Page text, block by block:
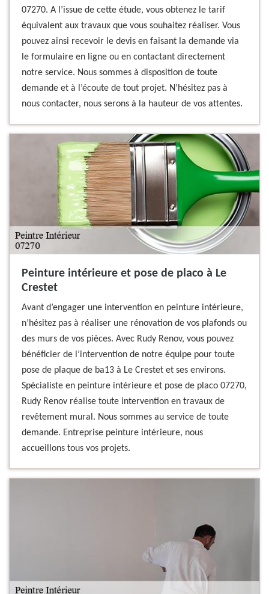
07270. A l’issue de cette étude, vous obtenez le tarif
équivalent aux travaux que vous souhaitez réaliser. Vous
pouvez ainsi recevoir le devis en faisant la demande via
le formulaire en ligne ou en contactant directement
notre service. Nous sommes à disposition de toute
demande et à l’écoute de tout projet. N’hésitez pas à
nous contacter, nous serons à la hauteur de vos attentes.
Peinture intérieure et pose de placo à Le
Crestet
Avant d’engager une intervention en peinture intérieure,
n’hésitez pas à réaliser une rénovation de vos plafonds ou
des murs de vos pièces. Avec Rudy Renov, vous pouvez
bénéficier de l’intervention de notre équipe pour toute
pose de plaque de ba13 à Le Crestet et ses environs.
Spécialiste en peinture intérieure et pose de placo 07270,
Rudy Renov réalise toute intervention en travaux de
revêtement mural. Nous sommes au service de toute
demande. Entreprise peinture intérieure, nous
accueillons tous vos projets.